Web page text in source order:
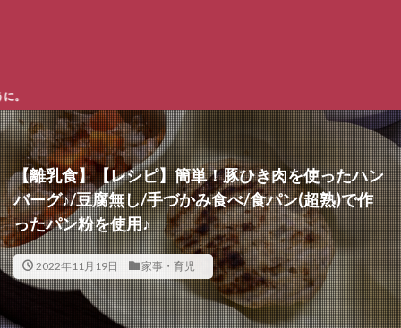
【離乳食】【レシピ】簡単！豚ひき肉を使ったハン
バーグ♪/豆腐無し/手づかみ食べ/食パン(超熟)で作
ったパン粉を使用♪
2022年11月19日 家事・育児